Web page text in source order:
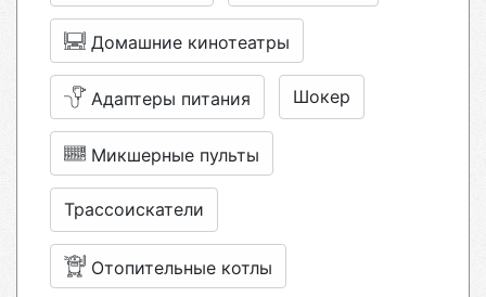
Домашние кинотеатры
Адаптеры питания Шокер
Микшерные пульты
Трассоискатели
Отопительные котлы